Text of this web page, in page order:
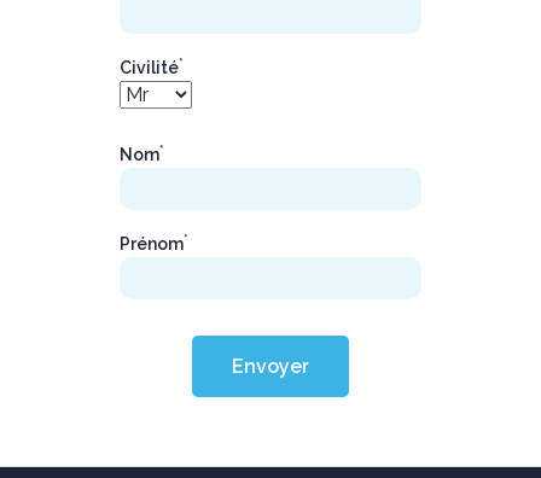
Civilité*
Nom*
Prénom*
Envoyer